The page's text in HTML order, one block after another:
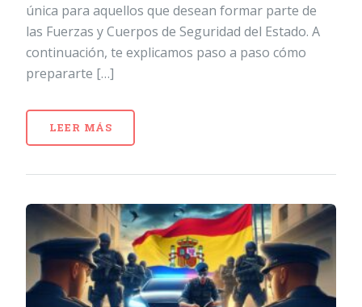
única para aquellos que desean formar parte de
las Fuerzas y Cuerpos de Seguridad del Estado. A
continuación, te explicamos paso a paso cómo
prepararte […]
LEER MÁS